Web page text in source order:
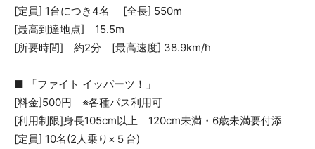
[定員] 1台につき4名 [全長] 550m
[最高到達地点] 15.5m
[所要時間] 約2分 [最高速度] 38.9km/h
■ 「ファイト イッパーツ！」
[料金]500円 ※各種パス利用可
[利用制限]身長105cm以上 120cm未満・6歳未満要付添
[定員] 10名(2人乗り×５台)